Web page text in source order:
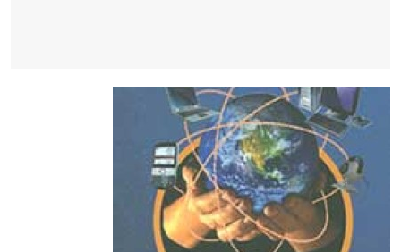
- هل تعلم أن أبقراط كتب في الطب أربعة مؤلفات هي:
الحكم، الأدلة، تنظيم التغذية، ورسالته في جروح الرأس.
ويعود له الفضل بأنه حرر الطب من الدين والفلسفة.
- هل تعلم أن المرجان إفراز حيواني يتكون في البحر ويتركب
من مادة كربونات الكلسيوم، وهو أحمر أو شديد الحمرة وهو